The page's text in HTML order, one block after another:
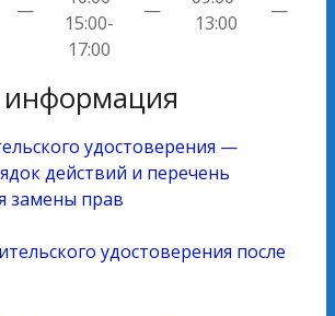
—
15:00-
17:00
—
13:00
—
удостоверения —
действий и перечень
замены прав
удостоверения после